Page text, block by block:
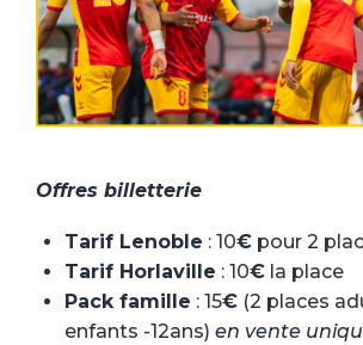
Offres billetterie
Tarif Lenoble : 10€ pour 2
Tarif Horlaville : 10€ la place
Pack famille : 15€ (2 places
enfants -12ans) en vente